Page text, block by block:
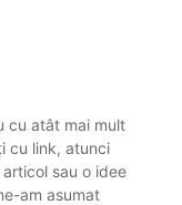
cu atât mai mult
cu link, atunci
sau o idee
am asumat